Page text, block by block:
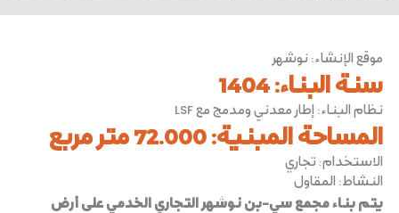
موقع الإنشاء: نوشهر
سنة البناء:
1404
نظام البناء: إطار معدني ومدمج مع LSF
المساحة المبنية:72.000 متر مربع
الاستخدام: تجاري
النشاط: المقاول
يتم بناء مجمع سي-بن نوشهر التجاري الخدمي على أرض